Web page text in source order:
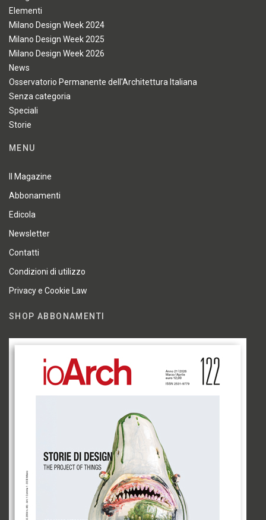
Elementi
Milano Design Week 2024
Milano Design Week 2025
Milano Design Week 2026
News
Osservatorio Permanente dell'Architettura Italiana
Senza categoria
Speciali
Storie
MENU
Il Magazine
Abbonamenti
Edicola
Newsletter
Contatti
Condizioni di utilizzo
Privacy e Cookie Law
SHOP ABBONAMENTI